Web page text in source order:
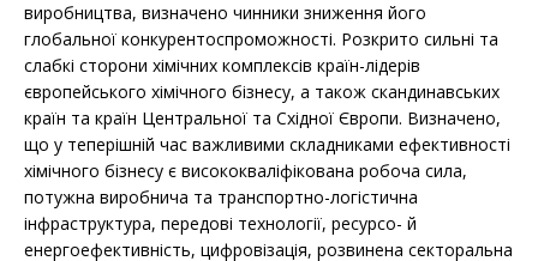
виробництва, визначено чинники зниження його
глобальної конкурентоспроможності. Розкрито сильні та
слабкі сторони хімічних комплексів країн-лідерів
європейського хімічного бізнесу, а також скандинавських
країн та країн Центральної та Східної Європи. Визначено,
що у теперішній час важливими складниками ефективності
хімічного бізнесу є висококваліфікована робоча сила,
потужна виробнича та транспортно-логістична
інфраструктура, передові технології, ресурсо- й
енергоефективність, цифровізація, розвинена секторальна